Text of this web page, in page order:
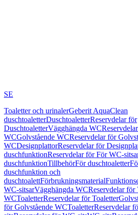
SE
Toaletter och urinalerGeberit AquaClean
duschtoaletterDuschtoaletterReservdelar för
DuschtoaletterVägghängda WC
WCGolvstående WCReservdelar för
WCDesignplattorReservdelar för
duschfunktionReservdelar för För WC-
duschfunktionTillbehörFör duschtoaletter
duschfunktion och
duschtoalettFörbrukningsmaterial
WC-sitsarVägghängda WCReservdelar för
WCToaletterReservdelar för Toaletter
för Golvstående WCToaletterReservdelar